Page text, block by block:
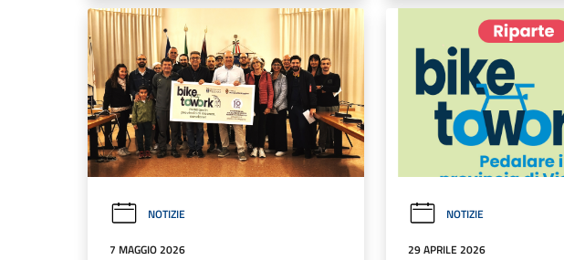
NOTIZIE
7 MAGGIO 2026
NOTIZIE
29 APRILE 2026